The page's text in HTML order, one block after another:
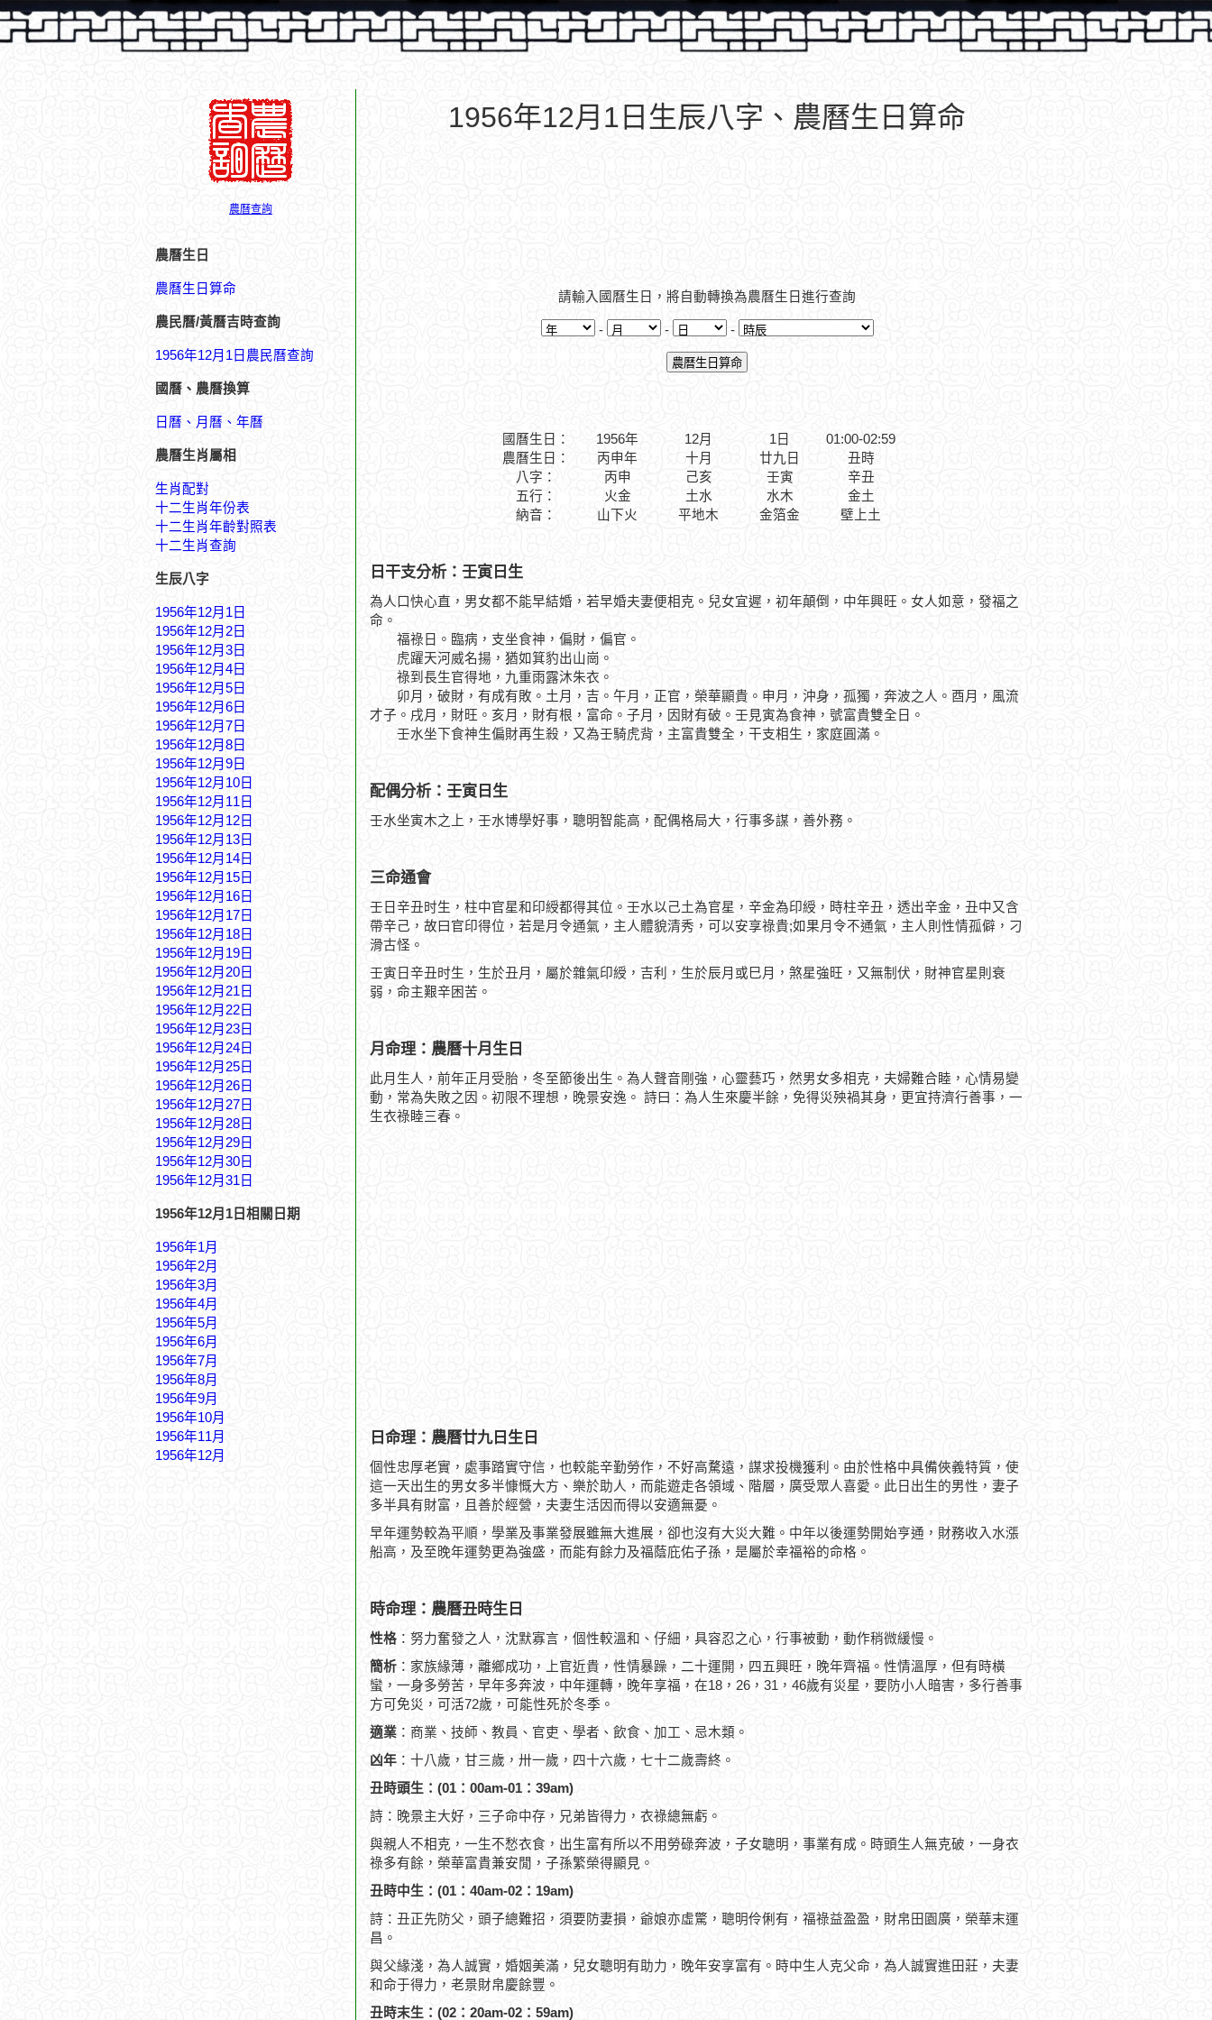
農曆查詢
農曆生日
農曆生日算命
農民曆/黃曆吉時查詢
1956年12月1日農民曆查詢
國曆、農曆換算
日曆、月曆、年曆
農曆生肖屬相
生肖配對
十二生肖年份表
十二生肖年齡對照表
十二生肖查詢
生辰八字
1956年12月1日
1956年12月2日
1956年12月3日
1956年12月4日
1956年12月5日
1956年12月6日
1956年12月7日
1956年12月8日
1956年12月9日
1956年12月10日
1956年12月11日
1956年12月12日
1956年12月13日
1956年12月14日
1956年12月15日
1956年12月16日
1956年12月17日
1956年12月18日
1956年12月19日
1956年12月20日
1956年12月21日
1956年12月22日
1956年12月23日
1956年12月24日
1956年12月25日
1956年12月26日
1956年12月27日
1956年12月28日
1956年12月29日
1956年12月30日
1956年12月31日
1956年12月1日相關日期
1956年1月
1956年2月
1956年3月
1956年4月
1956年5月
1956年6月
1956年7月
1956年8月
1956年9月
1956年10月
1956年11月
1956年12月
1956年12月1日生辰八字、農曆生日算命
請輸入國曆生日，將自動轉換為農曆生日進行查詢
- - -
國曆生日： 1956年 12月 1日
01:00-02:59
農曆生日：
丙申年 十月 廿九日
丑時
八字：
丙申 己亥 壬寅
辛丑
五行：
納音：
火金
山下火
土水
平地木
水木
金箔金
金土
壁上土
日干支分析：壬寅日生
為人口快心直，男女都不能早結婚，若早婚夫妻便相克。兒女宜遲，初年顛倒，中年興旺。女人如意，發福之
命。
福祿日。臨病，支坐食神，偏財，偏官。
虎躍天河威名揚，猶如箕豹出山崗。
祿到長生官得地，九重雨露沐朱衣。
卯月，破財，有成有敗。土月，吉。午月，正官，榮華顯貴。申月，沖身，孤獨，奔波之人。酉月，風流
才子。戌月，財旺。亥月，財有根，富命。子月，因財有破。壬見寅為食神，號富貴雙全日。
壬水坐下食神生偏財再生殺，又為壬騎虎背，主富貴雙全，干支相生，家庭圓滿。
配偶分析：壬寅日生
壬水坐寅木之上，壬水博學好事，聰明智能高，配偶格局大，行事多謀，善外務。
三命通會
壬日辛丑时生，柱中官星和印綬都得其位。壬水以己土為官星，辛金為印綬，時柱辛丑，透出辛金，丑中又含
帶辛己，故曰官印得位，若是月令通氣，主人體貌清秀，可以安享祿貴;如果月令不通氣，主人則性情孤僻，刁
滑古怪。
壬寅日辛丑时生，生於丑月，屬於雜氣印綬，吉利，生於辰月或巳月，煞星強旺，又無制伏，財神官星則衰
弱，命主艱辛困苦。
月命理：農曆十月生日
此月生人，前年正月受胎，冬至節後出生。為人聲音剛強，心靈藝巧，然男女多相克，夫婦難合睦，心情易變
動，常為失敗之因。初限不理想，晚景安逸。 詩曰：為人生來慶半餘，免得災殃禍其身，更宜持濟行善事，一
生衣祿睦三春。
日命理：農曆廿九日生日
個性忠厚老實，處事踏實守信，也較能辛勤勞作，不好高騖遠，謀求投機獲利。由於性格中具備俠義特質，使
這一天出生的男女多半慷慨大方、樂於助人，而能遊走各領域、階層，廣受眾人喜愛。此日出生的男性，妻子
多半具有財富，且善於經營，夫妻生活因而得以安適無憂。
早年運勢較為平順，學業及事業發展雖無大進展，卻也沒有大災大難。中年以後運勢開始亨通，財務收入水漲
船高，及至晚年運勢更為強盛，而能有餘力及福蔭庇佑子孫，是屬於幸福裕的命格。
時命理：農曆丑時生日
性格 ：努力奮發之人，沈默寡言，個性較溫和、仔細，具容忍之心，行事被動，動作稍微緩慢。
簡析 ：家族緣薄，離鄉成功，上官近貴，性情暴躁，二十運開，四五興旺，晚年齊福。性情溫厚，但有時橫
蠻，一身多勞苦，早年多奔波，中年運轉，晚年享福，在18，26，31，46歲有災星，要防小人暗害，多行善事
方可免災，可活72歲，可能性死於冬季。
適業 ：商業、技師、教員、官吏、學者、飲食、加工、忌木類。
凶年 ：十八歲，甘三歲，卅一歲，四十六歲，七十二歲壽終。
丑時頭生：(01：00am-01：39am)
詩：晚景主大好，三子命中存，兄弟皆得力，衣祿總無虧。
與親人不相克，一生不愁衣食，出生富有所以不用勞碌奔波，子女聰明，事業有成。時頭生人無克破，一身衣
祿多有餘，榮華富貴兼安閒，子孫繁榮得顯見。
丑時中生：(01：40am-02：19am)
詩：丑正先防父，頭子總難招，須要防妻損，爺娘亦虛驚，聰明伶俐有，福祿益盈盈，財帛田園廣，榮華末運
昌。
與父緣淺，為人誠實，婚姻美滿，兒女聰明有助力，晚年安享富有。時中生人克父命，為人誠實進田莊，夫妻
和命于得力，老景財帛慶餘豐。
丑時末生：(02：20am-02：59am)